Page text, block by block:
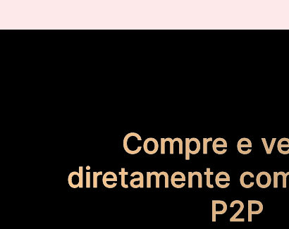
Compre e
diretamente
P2P